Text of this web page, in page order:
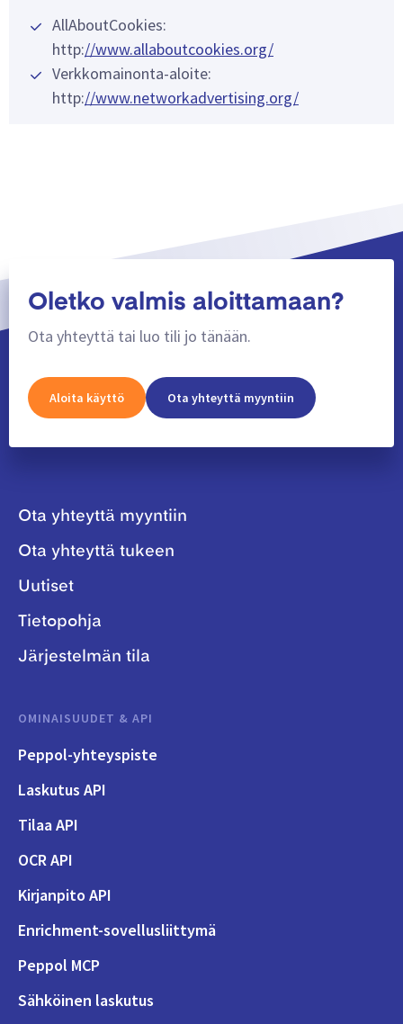
AllAboutCookies:
http://www.allaboutcookies.org/
Verkkomainonta-aloite:
http://www.networkadvertising.org/
Oletko valmis aloittamaan?
Ota yhteyttä tai luo tili jo tänään.
Aloita käyttö Ota yhteyttä myyntiin
Ota yhteyttä myyntiin
Ota yhteyttä tukeen
Uutiset
Tietopohja
Järjestelmän tila
OMINAISUUDET & API
Peppol-yhteyspiste
Laskutus API
Tilaa API
OCR API
Kirjanpito API
Enrichment-sovellusliittymä
Peppol MCP
Sähköinen laskutus